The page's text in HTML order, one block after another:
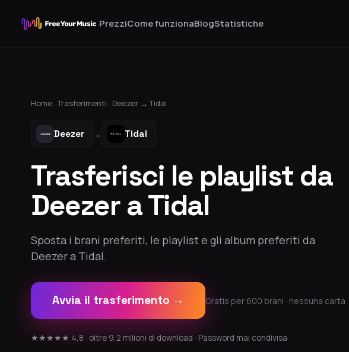
PrezziCome funzionaBlogStatistiche
Home ·Trasferimenti · Deezer →Tidal
Deezer → Tidal
Trasferisci le playlist da
Deezer a Tidal
Sposta i brani preferiti, le playlist e gli album preferiti da
Deezer a Tidal.
Avvia il trasferimento → Gratis per 600 brani · nessuna carta
★★★★★ 4,8 · oltre 9,2 milioni di download · Password mai condivisa